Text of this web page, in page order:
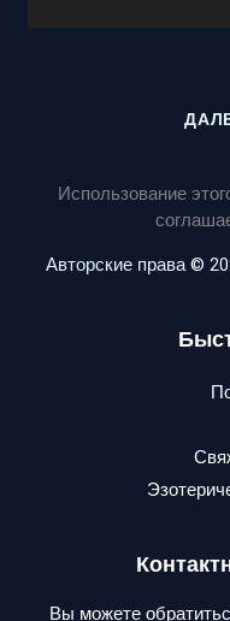
Использование
Авторские права ©
Вы можете